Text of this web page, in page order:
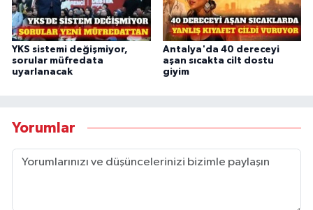
YKS sistemi değişmiyor,
sorular müfredata
uyarlanacak
Antalya'da 40 dereceyi
aşan sıcakta cilt dostu
giyim
Yorumlar